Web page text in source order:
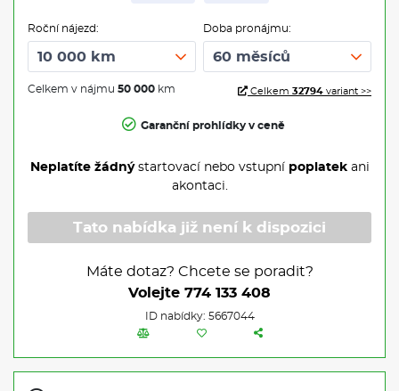
Roční nájezd:
Celkem v nájmu 50 000 km
Doba pronájmu:
Celkem 32794 variant >>
Garanční prohlídky v ceně
Neplatíte žádnýstartovací nebo vstupní poplatekani
akontaci.
Tato nabídka již není k dispozici
Máte dotaz? Chcete se poradit?
Volejte 774 133 408
ID nabídky: 5667044